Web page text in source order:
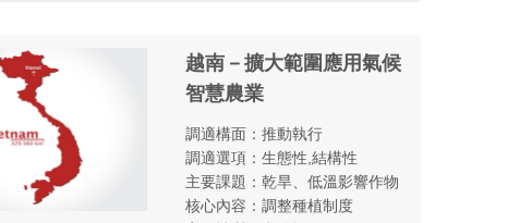
越南－擴大範圍應用氣候
智慧農業
調適構面：推動執行
調適選項：生態性,結構性
主要課題：乾旱、低溫影響作物
核心內容：調整種植制度